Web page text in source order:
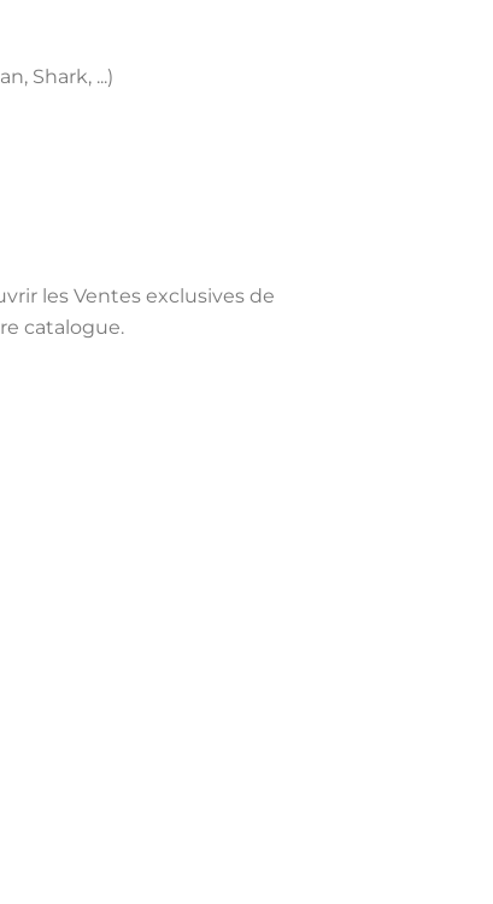
Shark, ...)
les Ventes exclusives de
catalogue.